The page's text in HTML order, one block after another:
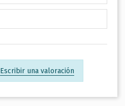
Escribir una valoración